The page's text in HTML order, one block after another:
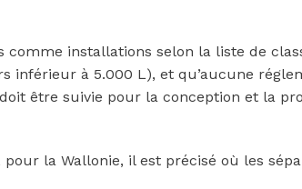
installations selon la liste de
à 5.000 L), et qu’aucune
être suivie pour la conception et la
pour la Wallonie, il est précisé où les